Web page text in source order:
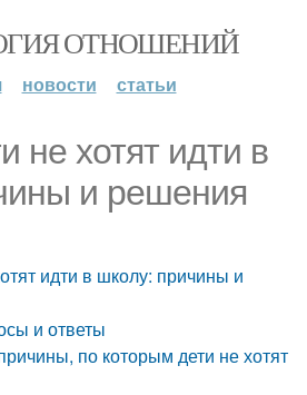
ОТНОШЕНИЙ
новости статьи
не хотят идти в
и решения
идти в школу: причины и
и ответы
по которым дети не хотят